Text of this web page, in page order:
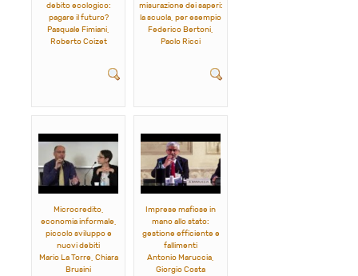
debito ecologico:
pagare il futuro?
Pasquale Fimiani,
Roberto Coizet
misurazione dei saperi:
la scuola, per esempio
Federico Bertoni,
Paolo Ricci
Microcredito,
economia informale,
piccolo sviluppo e
nuovi debiti
Mario La Torre, Chiara
Brusini
Imprese mafiose in
mano allo stato:
gestione efficiente e
fallimenti
Antonio Maruccia,
Giorgio Costa